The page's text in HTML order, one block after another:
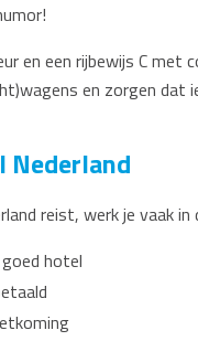
en een rijbewijs C met
en zorgen dat
Nederland
reist, werk je vaak
hotel